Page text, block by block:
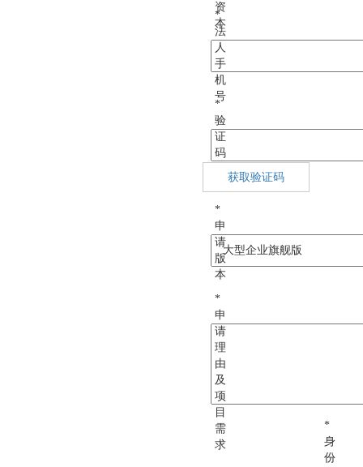
资
本
*
法
人
手
机
号
*
验
证
码
获取验证码
*
申
请
版
本
*
申
请
理
由
及
项
目
需
求
*
身
份